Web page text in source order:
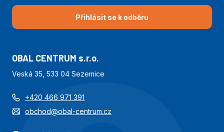
Přihlásit se k odběru
OBAL CENTRUM s.r.o.
Veská 35, 533 04 Sezemice
+420 466 971 391
obchod@obal-centrum.cz